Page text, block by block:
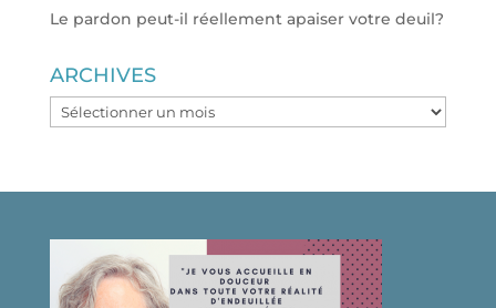
Le pardon peut-il réellement apaiser votre deuil?
ARCHIVES
ARCHIVES